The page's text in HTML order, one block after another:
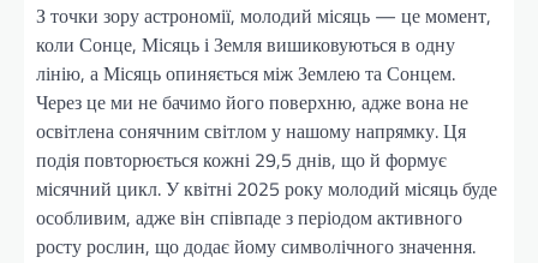
З точки зору астрономії, молодий місяць — це момент,
коли Сонце, Місяць і Земля вишиковуються в одну
лінію, а Місяць опиняється між Землею та Сонцем.
Через це ми не бачимо його поверхню, адже вона не
освітлена сонячним світлом у нашому напрямку. Ця
подія повторюється кожні 29,5 днів, що й формує
місячний цикл. У квітні 2025 року молодий місяць буде
особливим, адже він співпаде з періодом активного
росту рослин, що додає йому символічного значення.